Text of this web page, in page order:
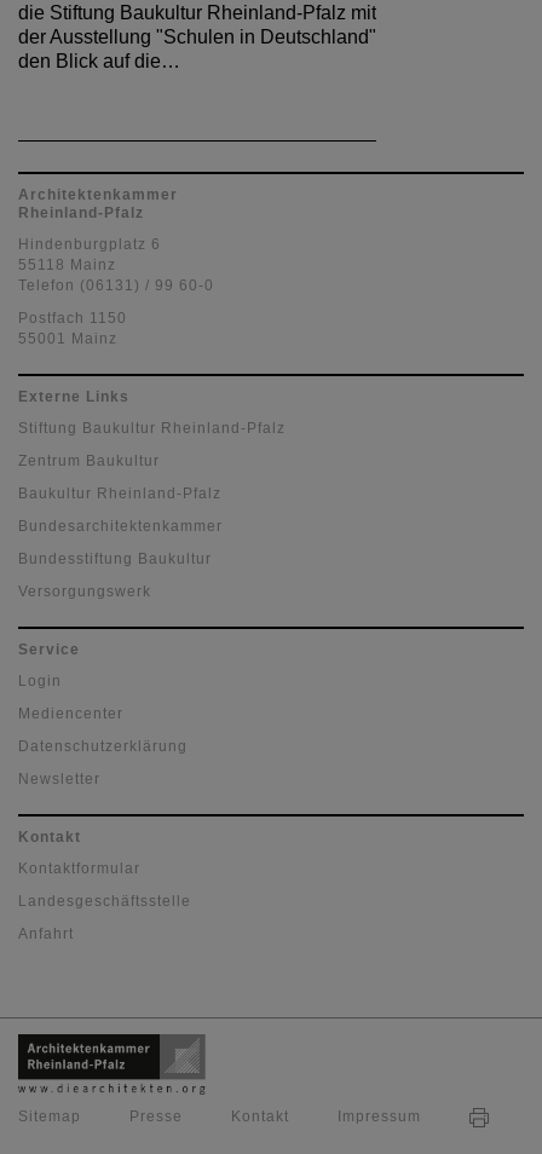
die Stiftung Baukultur Rheinland-Pfalz mit
der Ausstellung "Schulen in Deutschland"
den Blick auf die…
Architektenkammer
Rheinland-Pfalz
Hindenburgplatz 6
55118 Mainz
Telefon (06131) / 99 60-0
Postfach 1150
55001 Mainz
Externe Links
Stiftung Baukultur Rheinland-Pfalz
Zentrum Baukultur
Baukultur Rheinland-Pfalz
Bundesarchitektenkammer
Bundesstiftung Baukultur
Versorgungswerk
Service
Login
Mediencenter
Datenschutzerklärung
Newsletter
Kontakt
Kontaktformular
Landesgeschäftsstelle
Anfahrt
Sitemap Presse Kontakt Impressum